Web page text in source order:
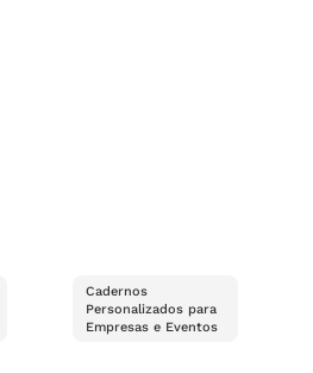
Cadernos
Personalizados para
Empresas e Eventos